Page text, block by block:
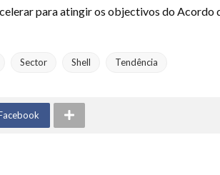
para atingir os objectivos do Acordo
Sector Shell Tendência